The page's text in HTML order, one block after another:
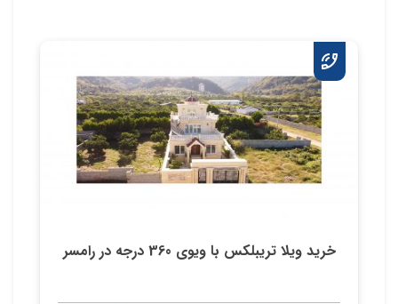
خرید ویلا تریبلکس با ویوی 360 درجه در رامسر